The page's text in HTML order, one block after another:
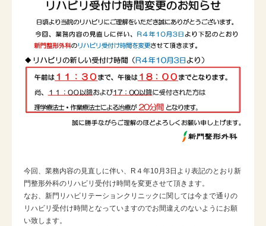
今回、業務内容の見直しに伴い、R４年10月3日より表記のとおり新
門整形外科のリハビリ受付け時間を変更させて頂きます。
なお、新門リハビリテーションクリニックに関しては今まで通りの
リハビリ受付け時間となっていますのでお間違えのないようにお願
い致します。